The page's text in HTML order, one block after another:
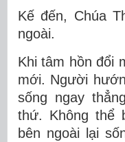
Kế đến, Chúa
ngoài.
Khi tâm hồn đổi
mới. Người
sống ngay
thứ. Không thể
bên ngoài lại